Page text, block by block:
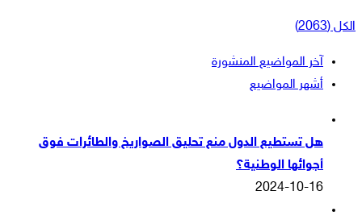
الكل (2063)
آخر المواضيع المنشورة
أشهر المواضيع
هل تستطيع الدول منع تحليق الصواريخ والطائرات فوق
أجوائها الوطنية؟
2024-10-16